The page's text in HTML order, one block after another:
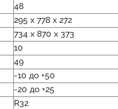
48
295 x 778 x 272
734 x 870 x 373
10
49
-10 до +50
-20 до +25
R32